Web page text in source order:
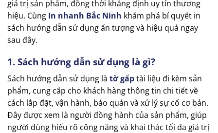
giá trị sản phẩm, đồng thời khẳng định uy tín thương
hiệu. Cùng In nhanh Bắc Ninh khám phá bí quyết in
sách hướng dẫn sử dụng ấn tượng và hiệu quả ngay
sau đây.
1. Sách hướng dẫn sử dụng là gì?
Sách hướng dẫn sử dụng là tờ gấptài liệu đi kèm sản
phẩm, cung cấp cho khách hàng thông tin chi tiết về
cách lắp đặt, vận hành, bảo quản và xử lý sự cố cơ bản.
Đây được xem là người đồng hành của sản phẩm, giúp
người dùng hiểu rõ công năng và khai thác tối đa giá trị